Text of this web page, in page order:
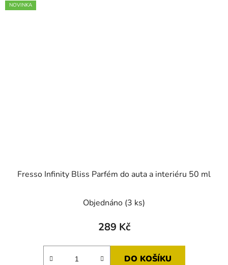
NOVINKA
Fresso Infinity Bliss Parfém do auta a interiéru 50 ml
Objednáno (3 ks)
289 Kč
DO KOŠÍKU